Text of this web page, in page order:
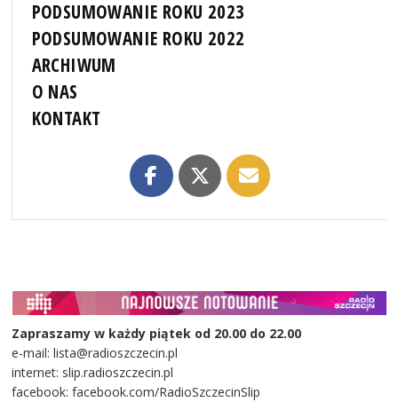
PODSUMOWANIE ROKU 2023
PODSUMOWANIE ROKU 2022
ARCHIWUM
O NAS
KONTAKT
Zapraszamy w każdy piątek od 20.00 do 22.00
e-mail: lista@radioszczecin.pl
internet: slip.radioszczecin.pl
facebook: facebook.com/RadioSzczecinSlip